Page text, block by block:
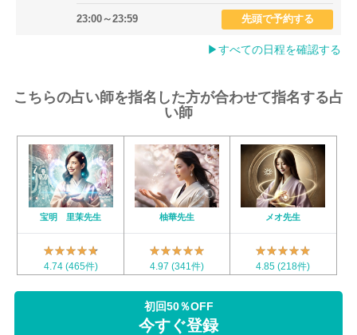
23:00～23:59 先頭で予約する
▶︎すべての日程を確認する
こちらの占い師を指名した方が合わせて指名する占
い師
宝明 里茉先生
★★★★★
★★★★★
4.74 (465件)
柚華先生
★★★★★
★★★★★
4.97 (341件)
メオ先生
★★★★★
★★★★★
4.85 (218件)
初回50％OFF
今すぐ登録